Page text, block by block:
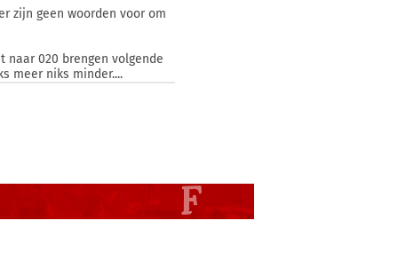
zijn geen woorden voor om
naar 020 brengen volgende
meer niks minder....